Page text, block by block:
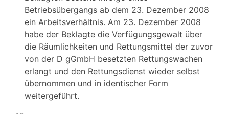
Betriebsübergangs ab dem 23. Dezember 2008
ein Arbeitsverhältnis. Am 23. Dezember 2008
habe der Beklagte die Verfügungsgewalt über
die Räumlichkeiten und Rettungsmittel der zuvor
von der D gGmbH besetzten Rettungswachen
erlangt und den Rettungsdienst wieder selbst
übernommen und in identischer Form
weitergeführt.